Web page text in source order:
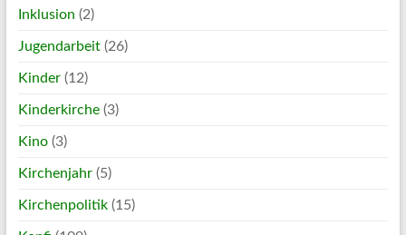
Inklusion (2)
Jugendarbeit(26)
Kinder(12)
Kinderkirche(3)
Kino(3)
Kirchenjahr(5)
Kirchenpolitik(15)